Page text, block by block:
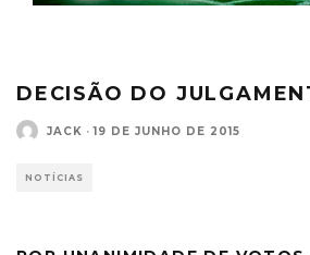
DECISÃO DO
JACK · 19 DE JUNHO DE 2015
NOTÍCIAS